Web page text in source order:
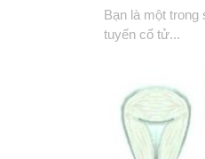
Bạn là một
tuyến cổ tử...